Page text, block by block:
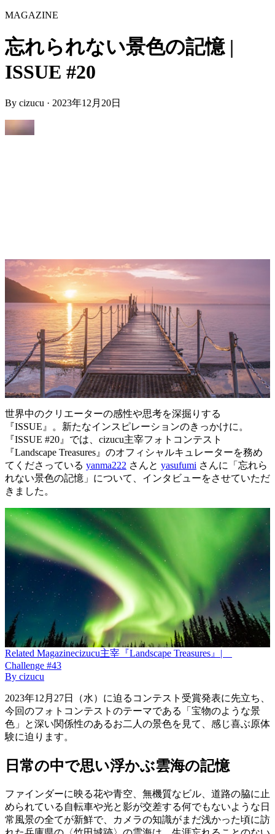
MAGAZINE
忘れられない景色の記憶 |
ISSUE #20
By cizucu · 2023年12月20日
世界中のクリエーターの感性や思考を深掘りする
『ISSUE』。新たなインスピレーションのきっかけに。
『ISSUE #20』では、cizucu主宰フォトコンテスト
『Landscape Treasures』のオフィシャルキュレーターを務め
てくださっている yanma222 さんと yasufumi さんに「忘れら
れない景色の記憶」について、インタビューをさせていただ
きました。
Related Magazinecizucu主宰『Landscape Treasures』|
Challenge #43
By cizucu
2023年12月27日（水）に迫るコンテスト受賞発表に先立ち、
今回のフォトコンテストのテーマである「宝物のような景
色」と深い関係性のあるお二人の景色を見て、感じ喜ぶ原体
験に迫ります。
日常の中で思い浮かぶ雲海の記憶
ファインダーに映る花や青空、無機質なビル、道路の脇に止
められている自転車や光と影が交差する何でもないような日
常風景の全てが新鮮で、カメラの知識がまだ浅かった頃に訪